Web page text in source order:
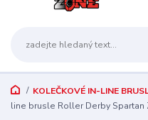
KOLEČKOVÉ IN-LINE
line brusle Roller Derby Spartan